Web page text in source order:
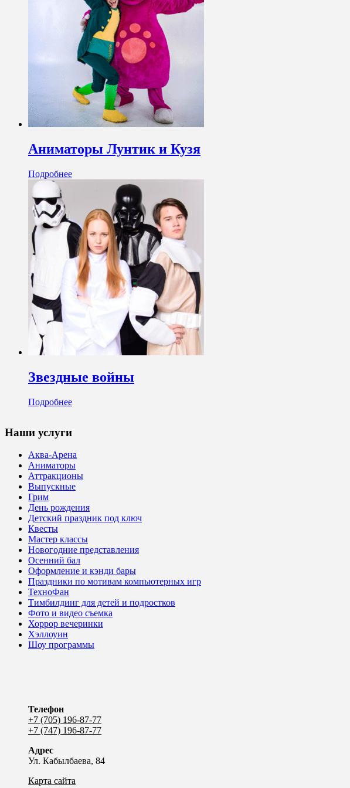
Аниматоры Лунтик и Кузя
Подробнее
Звездные войны
Подробнее
Наши услуги
Аква-Арена
Аниматоры
Аттракционы
Выпускные
Грим
День рождения
Детский праздник под ключ
Квесты
Мастер классы
Новогодние представления
Осенний бал
Оформление и кэнди бары
Праздники по мотивам компьютерных игр
ТехноФан
Тимбилдинг для детей и подростков
Фото и видео съемка
Хоррор вечеринки
Хэллоуин
Шоу программы
Телефон
+7 (705) 196-87-77
+7 (747) 196-87-77
Адрес
Ул. Кабылбаева, 84
Карта сайта